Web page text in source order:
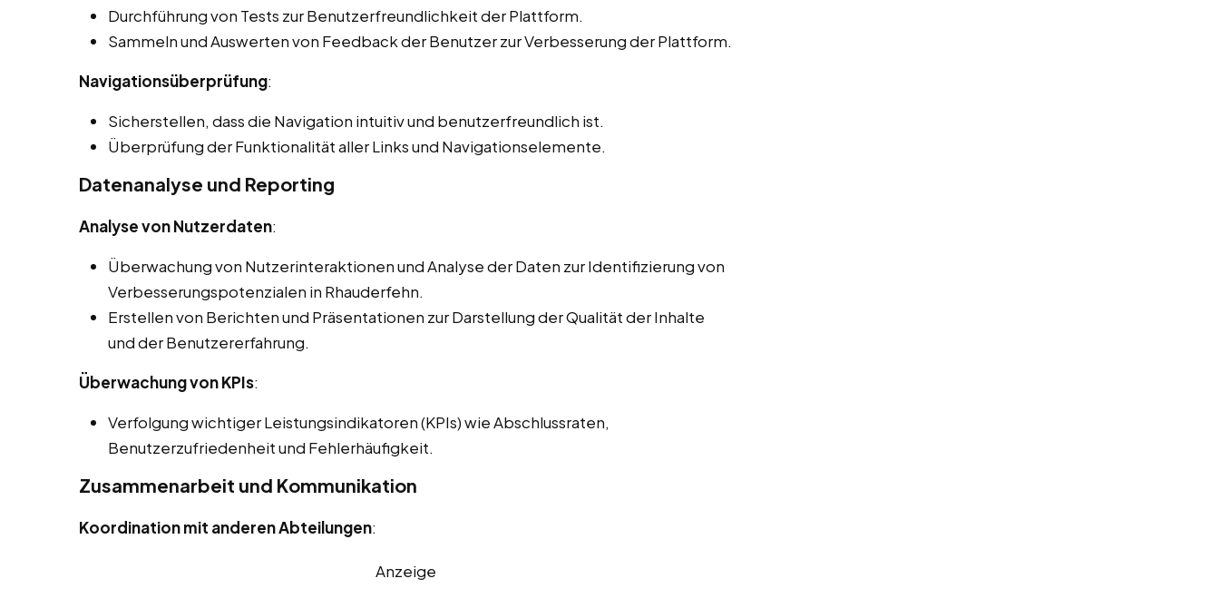
Durchführung von Tests zur Benutzerfreundlichkeit der Plattform.
Sammeln und Auswerten von Feedback der Benutzer zur Verbesserung der Plattform.
Navigationsüberprüfung:
Sicherstellen, dass die Navigation intuitiv und benutzerfreundlich ist.
Überprüfung der Funktionalität aller Links und Navigationselemente.
Datenanalyse und Reporting
Analyse von Nutzerdaten:
Überwachung von Nutzerinteraktionen und Analyse der Daten zur Identifizierung von
Verbesserungspotenzialen in Rhauderfehn.
Erstellen von Berichten und Präsentationen zur Darstellung der Qualität der Inhalte
und der Benutzererfahrung.
Überwachung von KPIs:
Verfolgung wichtiger Leistungsindikatoren (KPIs) wie Abschlussraten,
Benutzerzufriedenheit und Fehlerhäufigkeit.
Zusammenarbeit und Kommunikation
Koordination mit anderen Abteilungen:
Anzeige